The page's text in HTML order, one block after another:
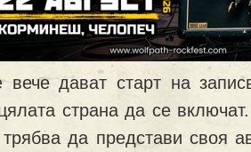
вече дават старт на
страна да се
трябва да представи своя